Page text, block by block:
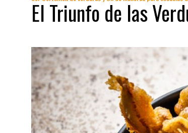
El Triunfo de las